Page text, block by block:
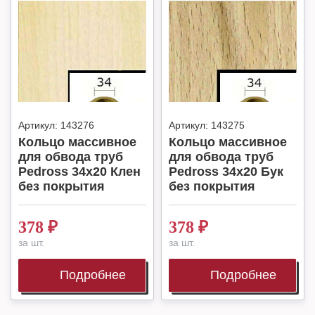
Артикул: 143276
Кольцо массивное
для обвода труб
Pedross 34х20 Клен
без покрытия
378 ₽
за шт.
Подробнее
Артикул: 143275
Кольцо массивное
для обвода труб
Pedross 34х20 Бук
без покрытия
378 ₽
за шт.
Подробнее